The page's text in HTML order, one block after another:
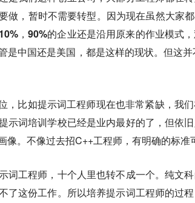
做，暂时不需要转型。因为现在虽然大家
，90%的企业还是沿用原来的作业模式
是中国还是美国，都是这样的现状。但这并
，比如提示词工程师现在也非常紧缺，我
示词培训学校已经是业内最好的了，但依
。不像过去招C++工程师，有明确的标准
词工程师，十个人里也转不成一个。纯文
了这份工作。所以培养提示词工程师的过